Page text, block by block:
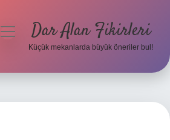
menüyüDar Alan Fikirleri
Küçük mekanlarda büyük öneriler bul!